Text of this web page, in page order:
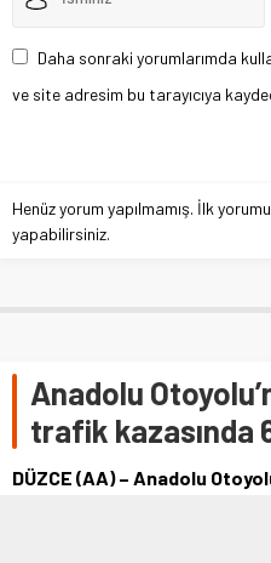
Daha sonraki yorumlarımda
ve site adresim bu tarayıcıya
Henüz yorum yapılmamış. İlk
yapabilirsiniz.
Anadolu
trafik kazasında
DÜZCE (AA) – Anadolu